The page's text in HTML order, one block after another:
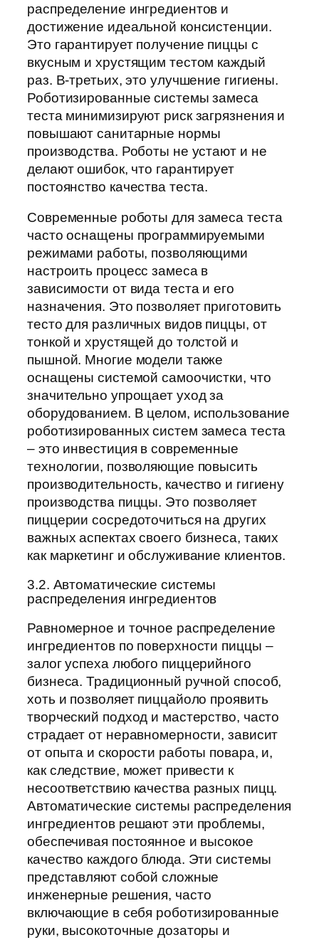
распределение ингредиентов и
достижение идеальной консистенции.
Это гарантирует получение пиццы с
вкусным и хрустящим тестом каждый
раз. В-третьих, это улучшение гигиены.
Роботизированные системы замеса
теста минимизируют риск загрязнения и
повышают санитарные нормы
производства. Роботы не устают и не
делают ошибок, что гарантирует
постоянство качества теста.
Современные роботы для замеса теста
часто оснащены программируемыми
режимами работы, позволяющими
настроить процесс замеса в
зависимости от вида теста и его
назначения. Это позволяет приготовить
тесто для различных видов пиццы, от
тонкой и хрустящей до толстой и
пышной. Многие модели также
оснащены системой самоочистки, что
значительно упрощает уход за
оборудованием. В целом, использование
роботизированных систем замеса теста
– это инвестиция в современные
технологии, позволяющие повысить
производительность, качество и гигиену
производства пиццы. Это позволяет
пиццерии сосредоточиться на других
важных аспектах своего бизнеса, таких
как маркетинг и обслуживание клиентов.
3.2. Автоматические системы
распределения ингредиентов
Равномерное и точное распределение
ингредиентов по поверхности пиццы –
залог успеха любого пиццерийного
бизнеса. Традиционный ручной способ,
хоть и позволяет пиццайоло проявить
творческий подход и мастерство, часто
страдает от неравномерности, зависит
от опыта и скорости работы повара, и,
как следствие, может привести к
несоответствию качества разных пицц.
Автоматические системы распределения
ингредиентов решают эти проблемы,
обеспечивая постоянное и высокое
качество каждого блюда. Эти системы
представляют собой сложные
инженерные решения, часто
включающие в себя роботизированные
руки, высокоточные дозаторы и